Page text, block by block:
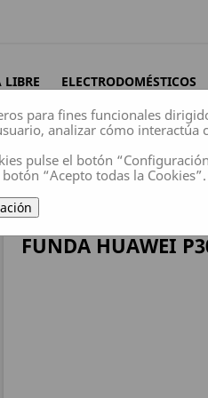
LIBRE ELECTRODOMÉSTICOS
Huawei P30 Lite
FUNDA HUAWEI
para fines funcionales
analizar cómo
pulse el botón
“Acepto todas la